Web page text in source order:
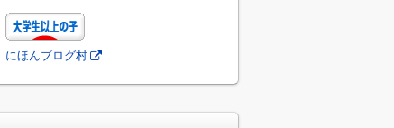
にほんブログ村